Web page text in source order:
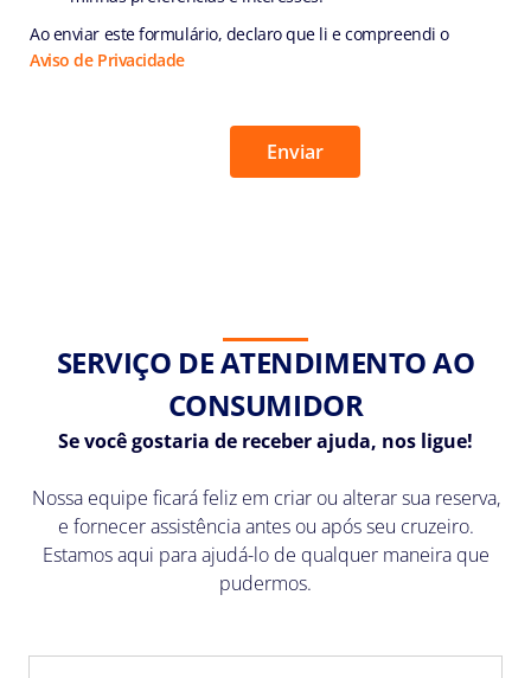
Ao enviar este formulário, declaro que li e compreendi o
Aviso de Privacidade
SERVIÇO DE ATENDIMENTO AO
CONSUMIDOR
Se você gostaria de receber ajuda, nos ligue!
Nossa equipe ficará feliz em criar ou alterar sua reserva,
e fornecer assistência antes ou após seu cruzeiro.
Estamos aqui para ajudá-lo de qualquer maneira que
pudermos.